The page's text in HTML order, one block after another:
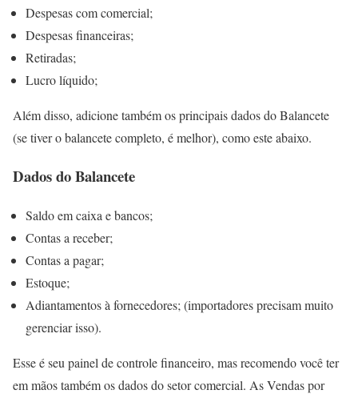
Despesas com comercial;
Despesas financeiras;
Retiradas;
Lucro líquido;
Além disso, adicione também os principais dados do Balancete
(se tiver o balancete completo, é melhor), como este abaixo.
Dados do Balancete
Saldo em caixa e bancos;
Contas a receber;
Contas a pagar;
Estoque;
Adiantamentos à fornecedores; (importadores precisam muito
gerenciar isso).
Esse é seu painel de controle financeiro, mas recomendo você ter
em mãos também os dados do setor comercial. As Vendas por